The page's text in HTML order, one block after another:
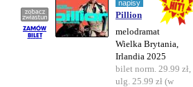
napisy
Pillion
melodramat
Wielka Brytania,
Irlandia 2025
bilet norm. 29.99 zł,
ulg. 25.99 zł (w